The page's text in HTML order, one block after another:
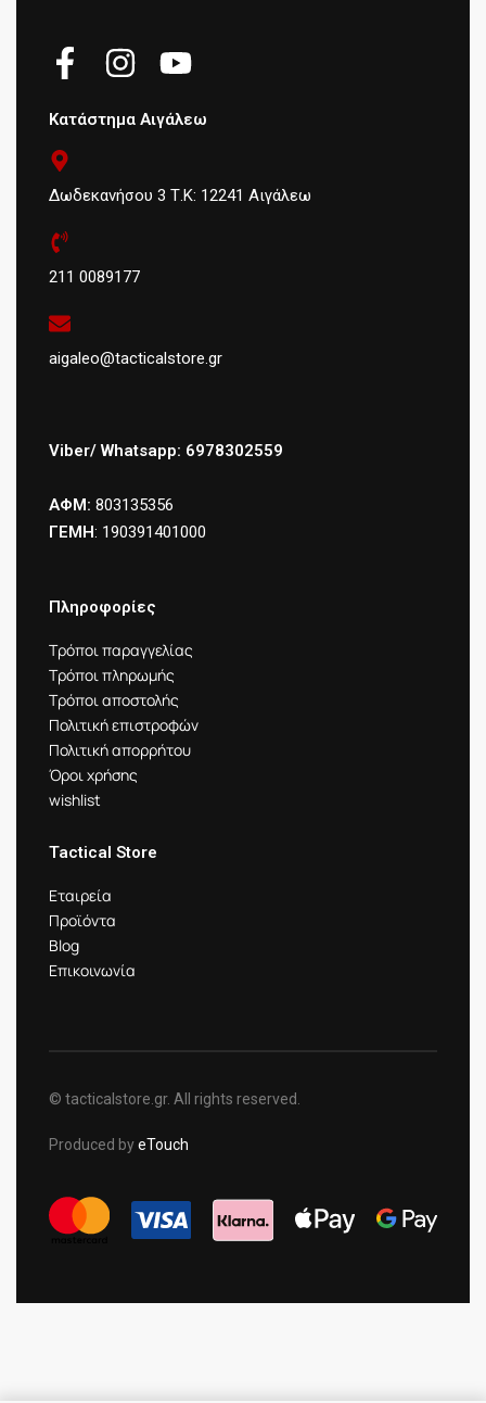
Κατάστημα Αιγάλεω
Δωδεκανήσου 3 Τ.Κ: 12241 Αιγάλεω
211 0089177
aigaleo@tacticalstore.gr
Viber/ Whatsapp: 6978302559
ΑΦΜ: 803135356
ΓΕΜΗ: 190391401000
Πληροφορίες
Τρόποι παραγγελίας
Τρόποι πληρωμής
Τρόποι αποστολής
Πολιτική επιστροφών
Πολιτική απορρήτου
Όροι χρήσης
wishlist
Tactical Store
Εταιρεία
Προϊόντα
Blog
Επικοινωνία
© tacticalstore.gr. All rights reserved.
Produced byeTouch